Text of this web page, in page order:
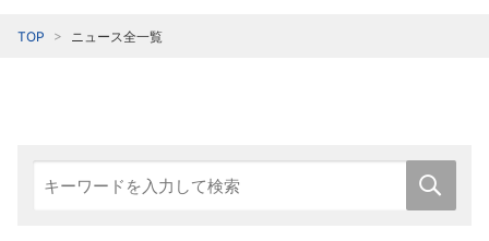
TOP ニュース全一覧